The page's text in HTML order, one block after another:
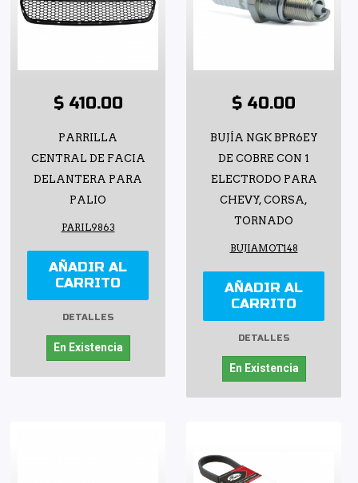
$ 410.00
PARRILLA
CENTRAL DE FACIA
DELANTERA PARA
PALIO
PARIL9863
AÑADIR AL
CARRITO
DETALLES
En Existencia
$ 40.00
BUJÍA NGK BPR6EY
DE COBRE CON 1
ELECTRODO PARA
CHEVY, CORSA,
TORNADO
BUJIAMOT148
AÑADIR AL
CARRITO
DETALLES
En Existencia